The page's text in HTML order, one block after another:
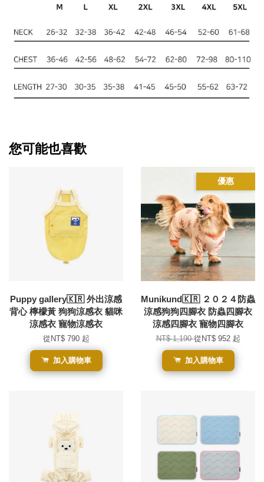
您可能也喜歡
Puppy gallery🇰🇷 外出涼感
背心 檸檬黃 狗狗涼感衣 貓咪
涼感衣 寵物涼感衣
從 NT$ 790 起
加入購物車
優惠
Munikund🇰🇷 ２０２４防蟲
涼感狗狗四腳衣 防蟲四腳衣
涼感四腳衣 寵物四腳衣
NT$ 1,190從 NT$ 952 起
加入購物車